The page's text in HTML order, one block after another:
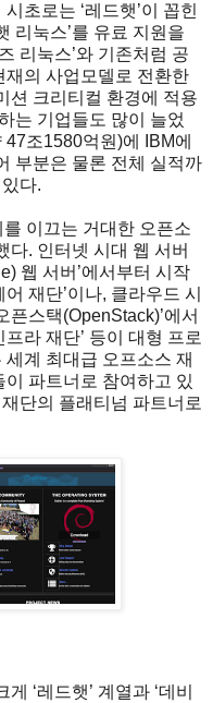
초로는 ‘레드햇’이 꼽힌
리눅스’를 유료 지원을
리눅스’와 기존처럼 공
재의 사업모델로 전환한
션 크리티컬 환경에 적용
는 기업들도 많이 늘었
조1580억원)에 IBM에
부분은 물론 전체 실적까
다.
이끄는 거대한 오픈소
다. 인터넷 시대 웹 서버
웹 서버’에서부터 시작
재단’이나, 클라우드 시
픈스택(OpenStack)’에서
라 재단’ 등이 대형 프로
계 최대급 오프소스 재
파트너로 참여하고 있
단의 플래티넘 파트너로
‘레드햇’ 계열과 ‘데비